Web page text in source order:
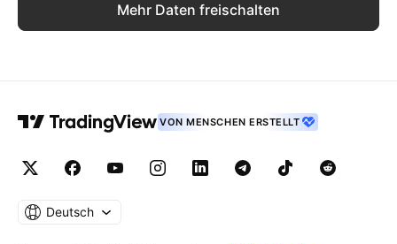
Mehr Daten freischalten
VON MENSCHEN ERSTELLT
Deutsch